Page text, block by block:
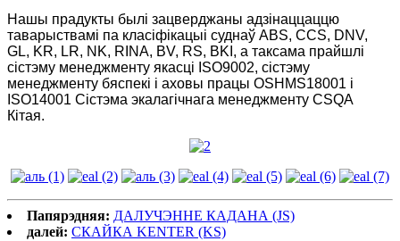
Нашы прадукты былі зацверджаны адзінаццаццю
таварыствамі па класіфікацыі суднаў ABS, CCS, DNV,
GL, KR, LR, NK, RINA, BV, RS, BKI, а таксама прайшлі
сістэму менеджменту якасці ISO9002, сістэму
менеджменту бяспекі і аховы працы OSHMS18001 і
ISO14001 Сістэма экалагічнага менеджменту CSQA
Кітая.
Папярэдняя: ДАЛУЧЭННЕ КАДАНА (JS)
далей: СКАЙКА KENTER (KS)